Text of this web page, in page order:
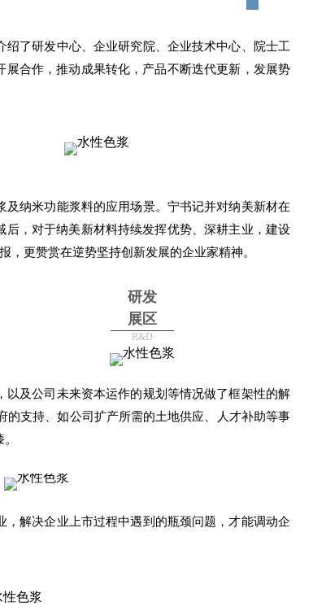
了研发中心、企业研究院、企业技术中心、院士工
合作，推动成果转化，产品不断迭代更新，发展势
纳米功能浆料的应用场景。宁书记并对纳美新材在
，对于纳美新材料持续发挥优势、深耕主业，建设
更赞赏在逆势坚持创新发展的企业家精神。
研发
展区
R&D
及公司未来资本运作的规划等情况做了框架性的解
支持、如公司扩产所需的土地供应、人才补助等事
解决企业上市过程中遇到的瓶颈问题，才能调动企